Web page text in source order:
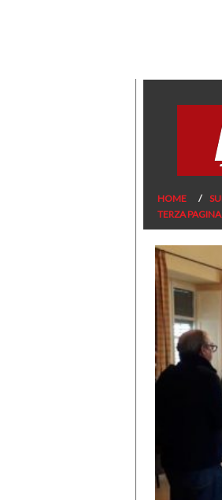
HOME
TERZA PAGINA